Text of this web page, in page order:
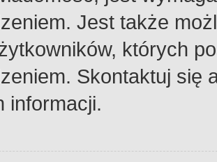
Jest także
których
Skontaktuj się
informacji.